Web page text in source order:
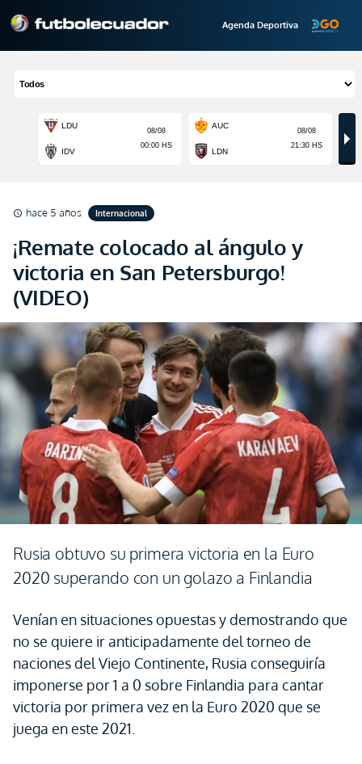
Agenda Deportiva
schedule hace 5 años Internacional
¡Remate colocado al ángulo y
victoria en San Petersburgo!
(VIDEO)
Rusia obtuvo su primera victoria en la Euro
2020 superando con un golazo a Finlandia
Venían en situaciones opuestas y demostrando que
no se quiere ir anticipadamente del torneo de
naciones del Viejo Continente, Rusia conseguiría
imponerse por 1 a 0 sobre Finlandia para cantar
victoria por primera vez en la Euro 2020 que se
juega en este 2021.